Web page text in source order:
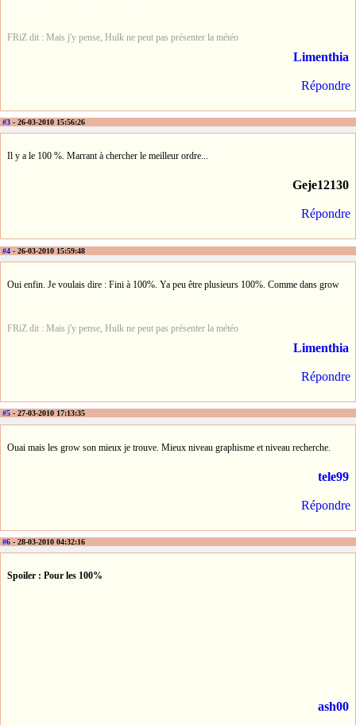
FRiZ dit : Mais j'y pense, Hulk ne peut pas présenter la météo
Limenthia
Répondre
#3 - 26-03-2010 15:56:26
Il y a le 100 %. Marrant à chercher le meilleur ordre...
Geje12130
Répondre
#4 - 26-03-2010 15:59:48
Oui enfin. Je voulais dire : Fini à 100%. Ya peu être plusieurs 100%. Comme dans grow
FRiZ dit : Mais j'y pense, Hulk ne peut pas présenter la météo
Limenthia
Répondre
#5 - 27-03-2010 17:13:35
Ouai mais les grow son mieux je trouve. Mieux niveau graphisme et niveau recherche.
tele99
Répondre
#6 - 28-03-2010 04:32:16
Spoiler : Pour les 100%
ash00